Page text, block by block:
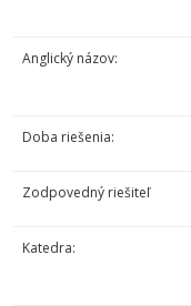
Anglický názov:
Doba riešenia:
Zodpovedný riešiteľ
Katedra: